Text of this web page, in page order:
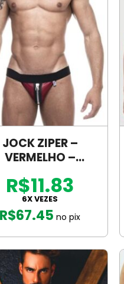
JOCK ZIPER –
VERMELHO –
R$67.45 no pix
R$11.83
6X VEZES